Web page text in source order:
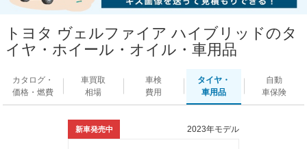
トヨタ ヴェルファイア ハイブリッドのタ
イヤ・ホイール・オイル・車用品
カタログ・
価格・燃費
車買取
相場
車検
費用
タイヤ・
車用品
自動
車保険
新車発売中 2023年モデル